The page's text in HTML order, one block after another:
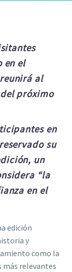
en el
al
próximo
en
su
un
“la
en el
edición
y
como la
más relevantes